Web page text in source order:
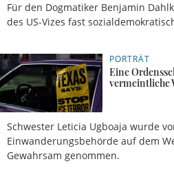
Für den Dogmatiker Benjamin
des US-Vizes fast
PORTRÄT
Eine
vermeintliche
Schwester Leticia Ugboaja wurde
Einwanderungsbehörde auf dem
Gewahrsam genommen.
27.07.2026,
16 Uhr
Maximilian
Lutz